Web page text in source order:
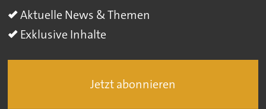
Aktuelle News & Themen
Exklusive Inhalte
Jetzt abonnieren